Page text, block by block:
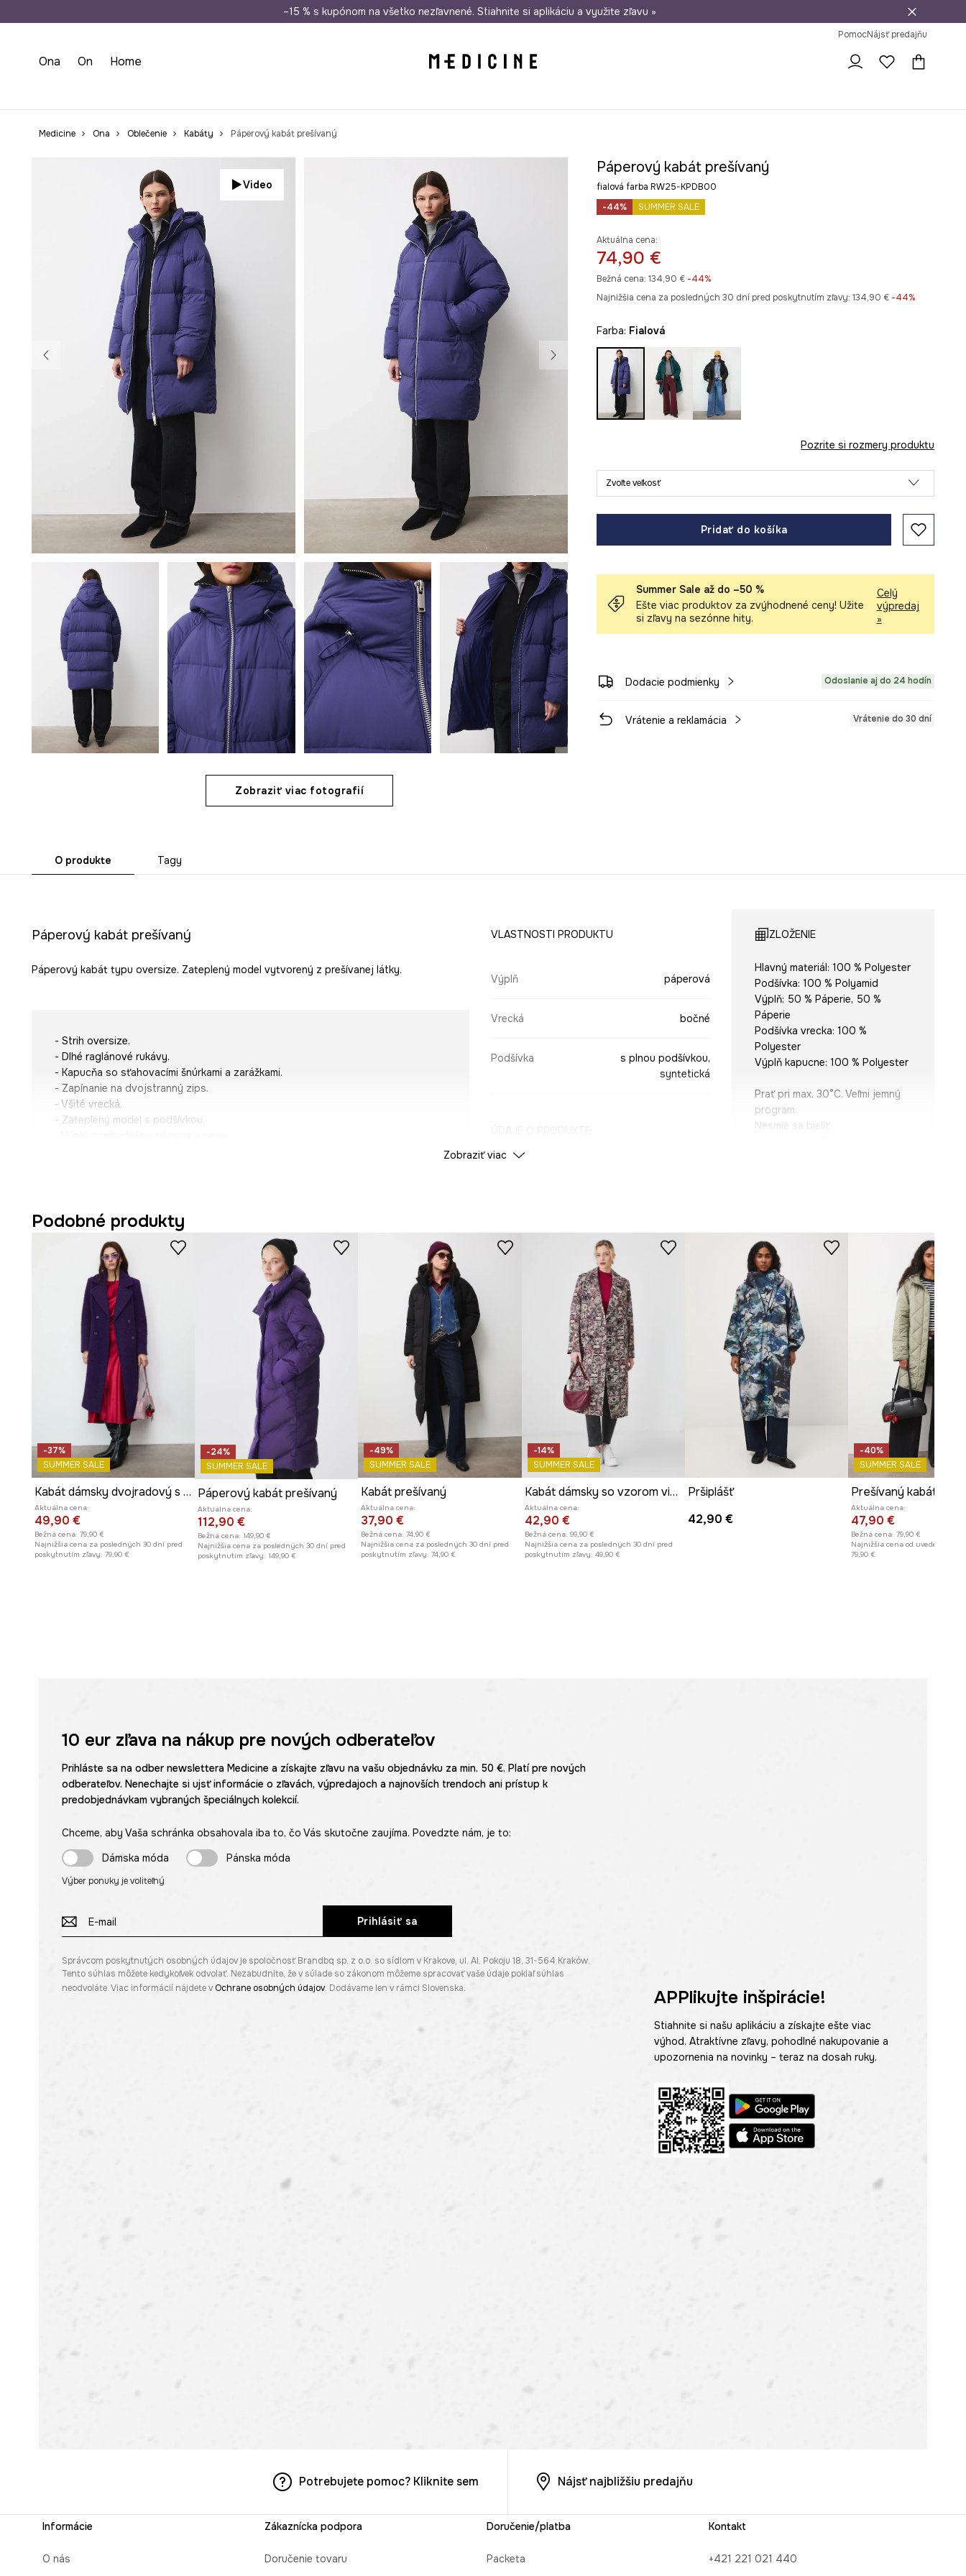
Doprava zadarmo od 50 € Odoslanie aj do 24 hodín 30 dní na vrátenie tovaru
–15 % s kupónom na všetko nezľavnené. Stiahnite si aplikáciu a využite zľavu »
PomocNájsť predajňu
Ona On Home
Medicine Ona Oblečenie Kabáty Páperový kabát prešívaný
Video
Zobraziť viac fotografií
Páperový kabát prešívaný
fialová farba RW25-KPDB00
-44%
SUMMER SALE
Aktuálna cena:
74,90 €
Bežná cena: 134,90 €-44%
Najnižšia cena za posledných 30 dní pred poskytnutím zľavy: 134,90 € -44%
Farba: fialová
Pozrite si rozmery produktu
Zvoľte veľkosť
Pridať do košíka
Summer Sale až do –50 %
Ešte viac produktov za zvýhodnené ceny! Užite
si zľavy na sezónne hity.
Celý
výpredaj
»
Dodacie podmienky Odoslanie aj do 24 hodín
Vrátenie a reklamácia Vrátenie do 30 dní
O produkte Tagy
Páperový kabát prešívaný
Páperový kabát typu oversize. Zateplený model vytvorený z prešívanej látky.
- Strih oversize.
- Dlhé raglánové rukávy.
- Kapucňa so sťahovacími šnúrkami a zarážkami.
- Zapínanie na dvojstranný zips.
- Všité vrecká.
- Zateplený model s podšívkou.
- Veľkosti pre rozmer: S.
VLASTNOSTI PRODUKTU
Výplň páperová
Vrecká bočné
Podšívka
s plnou podšívkou,
syntetická
Výrobca
ZLOŽENIE
Hlavný materiál: 100 % Polyester
Podšívka: 100 % Polyamid
Výplň: 50 % Páperie, 50 %
Páperie
Podšívka vrecka: 100 %
Polyester
Výplň kapucne: 100 % Polyester
Prať pri max. 30°C. Veľmi jemný
program.
Nesmie sa bieliť.
Strih:
ROZMERY
Pozrite si rozmery produktu
Zobraziť viac
Podobné produkty
-37%
SUMMER SALE
Kabát dámsky dvojradový s textúrou
Aktuálna cena:
49,90 €
Bežná cena: 79,90 €
Najnižšia cena za posledných 30 dní pred
poskytnutím zľavy: 79,90 €
-24%
SUMMER SALE
Páperový kabát prešívaný
Aktuálna cena:
112,90 €
Bežná cena: 149,90 €
Najnižšia cena za posledných 30 dní pred
poskytnutím zľavy: 149,90 €
-49%
SUMMER SALE
Kabát prešívaný
Aktuálna cena:
37,90 €
Bežná cena: 74,90 €
Najnižšia cena za posledných 30 dní pred
poskytnutím zľavy: 74,90 €
-14%
SUMMER SALE
Kabát dámsky so vzorom viac farieb
Aktuálna cena:
42,90 €
Bežná cena: 99,90 €
Najnižšia cena za posledných 30 dní pred
poskytnutím zľavy: 49,90 €
Pršiplášť
42,90 €
-40%
SUMMER SALE
Prešívaný kabát
Aktuálna cena:
47,90 €
Bežná cena: 79,90 €
Najnižšia cena od uvedenia do
79,90 €
10 eurzľava na nákup pre nových odberateľov
Prihláste sa na odber newslettera Medicine a získajte zľavu na vašu objednávku za min. 50 €. Platí pre nových
odberateľov. Nenechajte si ujsť informácie o zľavách, výpredajoch a najnovších trendoch ani prístup k
predobjednávkam vybraných špeciálnych kolekcií.
Chceme, aby Vaša schránka obsahovala iba to, čo Vás skutočne zaujíma. Povedzte nám, je to:
Dámska móda
Pánska móda
Výber ponuky je voliteľný
Prihlásiť sa
Správcom poskytnutých osobných údajov je spoločnosť Brandbq sp. z o.o. so sídlom v Krakove, ul. Al. Pokoju 18, 31-564 Kraków.
Tento súhlas môžete kedykoľvek odvolať. Nezabudnite, že v súlade so zákonom môžeme spracovať vaše údaje pokiaľ súhlas
neodvoláte. Viac informácií nájdete v Ochrane osobných údajov. Dodávame len v rámci Slovenska. APPlikujte inšpirácie!
Stiahnite si našu aplikáciu a získajte ešte viac
výhod. Atraktívne zľavy, pohodlné nakupovanie a
upozornenia na novinky – teraz na dosah ruky.
Potrebujete pomoc? Kliknite sem Nájsť najbližšiu predajňu
Informácie
O nás
Zákaznícka podpora
Doručenie tovaru
Doručenie/platba
Packeta
Kontakt
+421 221 021 440